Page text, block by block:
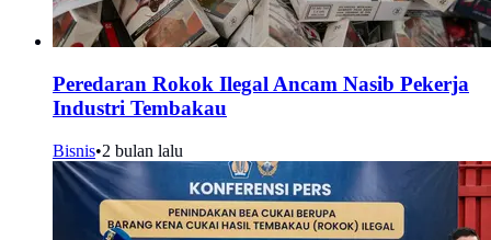
Peredaran Rokok Ilegal Ancam Nasib Pekerja
Industri Tembakau
Bisnis•2 bulan lalu